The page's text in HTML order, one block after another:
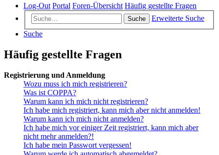
Log-Out Portal Foren-Übersicht Häufig gestellte Fragen
Suche
Erweiterte Suche
Suche
Häufig gestellte Fragen
Registrierung und Anmeldung
Wozu muss ich mich registrieren?
Was ist COPPA?
Warum kann ich mich nicht registrieren?
Ich habe mich registriert, kann mich aber nicht anmelden!
Warum kann ich mich nicht anmelden?
Ich habe mich vor einiger Zeit registriert, kann mich aber
nicht mehr anmelden?!
Ich habe mein Passwort vergessen!